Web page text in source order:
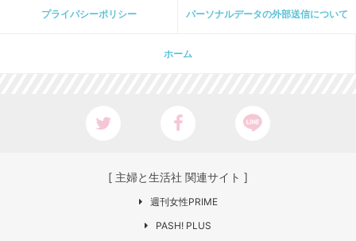
プライパシーポリシー パーソナルデータの外部送信について
ホーム
[ 主婦と生活社 関連サイト ]
週刊女性PRIME
PASH! PLUS